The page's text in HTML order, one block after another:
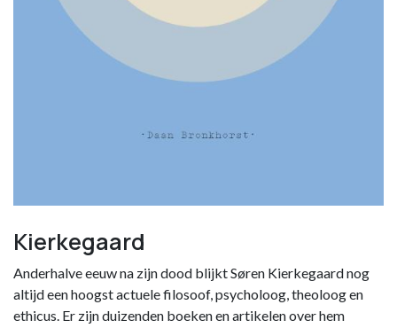
Kierkegaard
Anderhalve eeuw na zijn dood blijkt Søren Kierkegaard nog
altijd een hoogst actuele filosoof, psycholoog, theoloog en
ethicus. Er zijn duizenden boeken en artikelen over hem